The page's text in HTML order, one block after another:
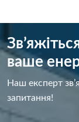
ваше
Наш експерт
запитання!